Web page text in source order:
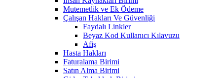
Mutemetlik ve Ek Ödeme
Çalışan Hakları Ve Güvenliği
Faydalı Linkler
Beyaz Kod Kullanıcı Kılavuzu
Afiş
Hasta Hakları
Faturalama Birimi
Satın Alma Birimi